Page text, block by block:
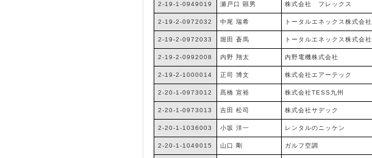
2-19-1-0949019 瀬戸口 顕男 株式会社 フレックス
2-19-2-0972032 中尾 瑞希 トータルエネックス株式会社
2-19-2-0972033 堀田 蒼馬 トータルエネックス株式会社
2-19-2-0992008 内野 翔太 内野電機株式会社
2-19-2-1000014 正司 博文 株式会社エアーテック
2-20-1-0973012 髙橋 宣裕 株式会社TESS九州
2-20-1-0973013 吉田 松司 株式会社サデック
2-20-1-1036003 小坂 洋一 レンタルのニッケン
2-20-1-1049015 山口 剛 ガルフ空調